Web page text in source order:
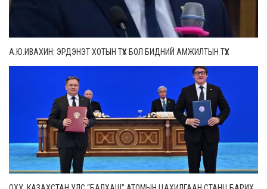
А.Ю.ИВАХИН: ЭРДЭНЭТ ХОТЫН ТҮҮХ БОЛ БИДНИЙ АМЖИЛТЫН ТҮҮХ